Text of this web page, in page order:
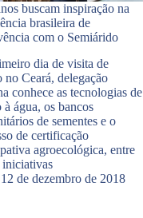
buscam inspiração na
brasileira de
com o Semiárido
dia de visita de
no Ceará, delegação
conhece as tecnologias de
à água, os bancos
de sementes e o
de certificação
agroecológica, entre
iniciativas
12 de dezembro de 2018